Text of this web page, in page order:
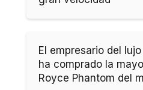
El empresario del
ha comprado la
Royce Phantom del